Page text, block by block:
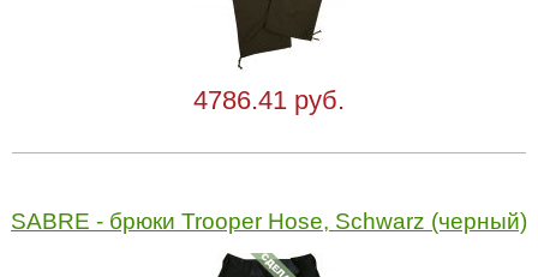
4786.41 руб.
SABRE - брюки Trooper Hose, Schwarz (черный)